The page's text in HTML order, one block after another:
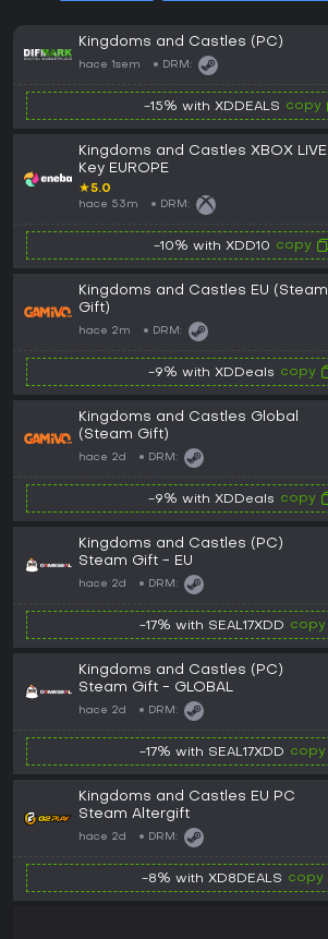
Kingdoms and Castles (PC)
hace 1sem DRM:
-15% with XDDEALS copy
Kingdoms and Castles XBOX LIVE
Key EUROPE
★5.0
hace 53m DRM:
-10% with XDD10 copy
Kingdoms and Castles EU (Steam
Gift)
hace 2m DRM:
-9% with XDDeals copy
Kingdoms and Castles Global
(Steam Gift)
hace 2d DRM:
-9% with XDDeals copy
Kingdoms and Castles (PC)
Steam Gift - EU
hace 2d DRM:
-17% with SEAL17XDD copy
Kingdoms and Castles (PC)
Steam Gift - GLOBAL
hace 2d DRM:
-17% with SEAL17XDD copy
Kingdoms and Castles EU PC
Steam Altergift
hace 2d DRM:
-8% with XD8DEALS copy